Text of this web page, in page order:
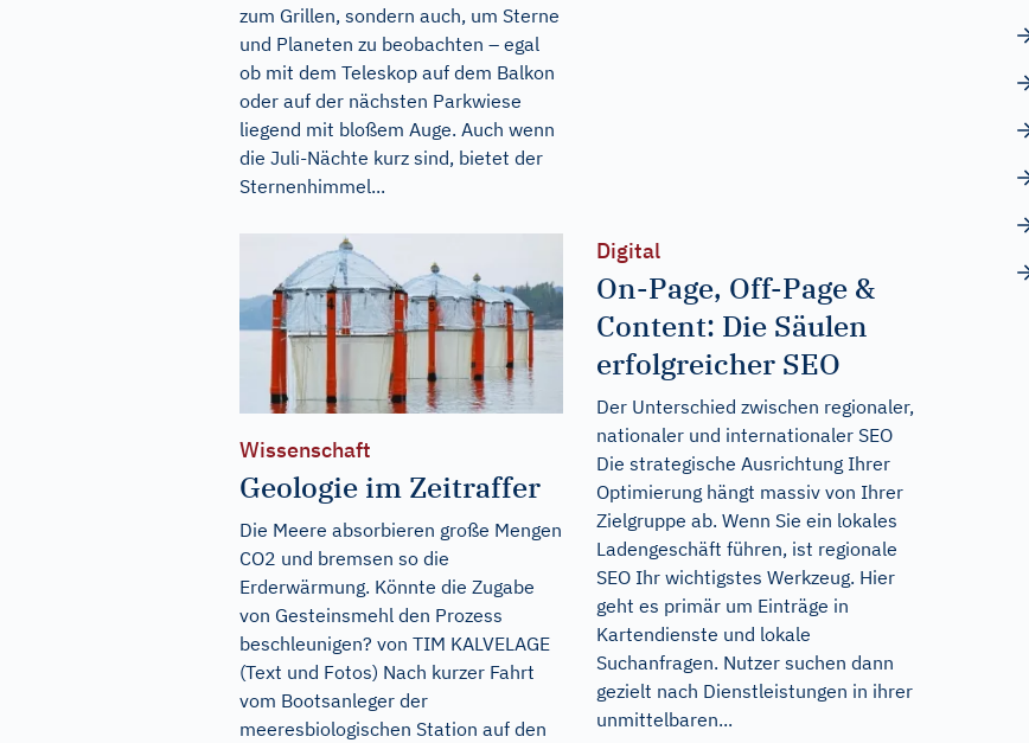
zum Grillen, sondern auch, um Sterne
und Planeten zu beobachten – egal
ob mit dem Teleskop auf dem Balkon
oder auf der nächsten Parkwiese
liegend mit bloßem Auge. Auch wenn
die Juli-Nächte kurz sind, bietet der
Sternenhimmel...
Wissenschaft
Geologie im Zeitraffer
Die Meere absorbieren große Mengen
CO2 und bremsen so die
Erderwärmung. Könnte die Zugabe
von Gesteinsmehl den Prozess
beschleunigen? von TIM KALVELAGE
(Text und Fotos) Nach kurzer Fahrt
vom Bootsanleger der
meeresbiologischen Station auf den
Digital
On-Page, Off-Page &
Content: Die Säulen
erfolgreicher SEO
Der Unterschied zwischen regionaler,
nationaler und internationaler SEO
Die strategische Ausrichtung Ihrer
Optimierung hängt massiv von Ihrer
Zielgruppe ab. Wenn Sie ein lokales
Ladengeschäft führen, ist regionale
SEO Ihr wichtigstes Werkzeug. Hier
geht es primär um Einträge in
Kartendienste und lokale
Suchanfragen. Nutzer suchen dann
gezielt nach Dienstleistungen in ihrer
unmittelbaren...